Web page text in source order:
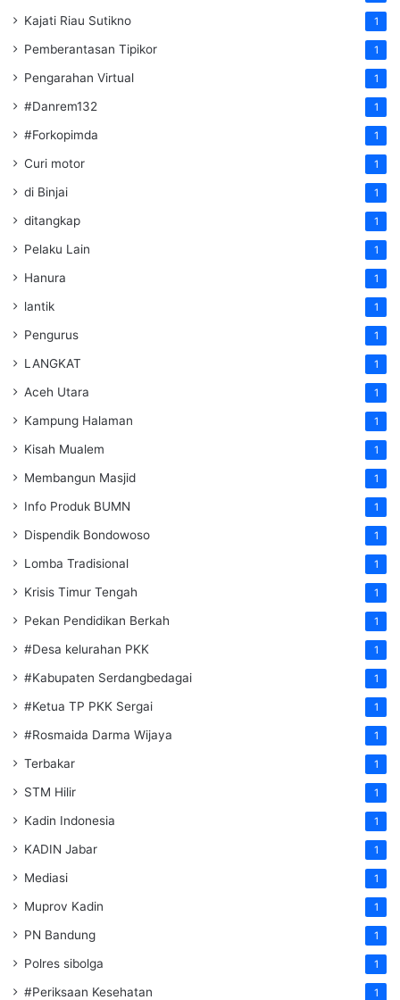
Kajati Riau Sutikno 1
Pemberantasan Tipikor 1
Pengarahan Virtual 1
#Danrem132 1
#Forkopimda 1
Curi motor 1
di Binjai 1
ditangkap 1
Pelaku Lain 1
Hanura 1
lantik 1
Pengurus 1
LANGKAT 1
Aceh Utara 1
Kampung Halaman 1
Kisah Mualem 1
Membangun Masjid 1
Info Produk BUMN 1
Dispendik Bondowoso 1
Lomba Tradisional 1
Krisis Timur Tengah 1
Pekan Pendidikan Berkah 1
#Desa kelurahan PKK 1
#Kabupaten Serdangbedagai 1
#Ketua TP PKK Sergai 1
#Rosmaida Darma Wijaya 1
Terbakar 1
STM Hilir 1
Kadin Indonesia 1
KADIN Jabar 1
Mediasi 1
Muprov Kadin 1
PN Bandung 1
Polres sibolga 1
#Periksaan Kesehatan 1